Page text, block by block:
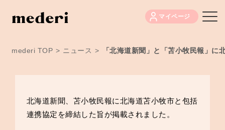
マイページ
mederi TOP > ニュース > 「北海道新聞」と「苫小牧民報」
北海道新聞、苫小牧民報に北海道苫小牧市と包括
連携協定を締結した旨が掲載されました。